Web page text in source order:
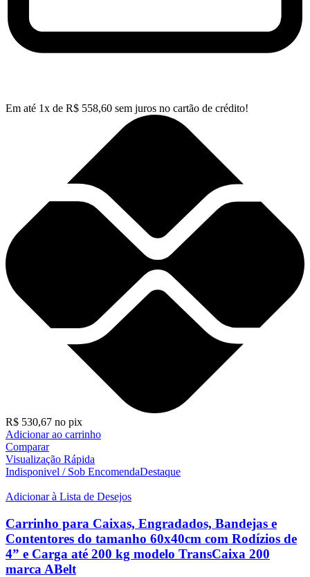
Em até 1x de R$ 558,60 sem juros no cartão de crédito!
R$ 530,67 no pix
Adicionar ao carrinho
Comparar
Visualização Rápida
Indisponivel / Sob EncomendaDestaque
Adicionar à Lista de Desejos
Carrinho para Caixas, Engradados, Bandejas e
Contentores do tamanho 60x40cm com Rodízios de
4” e Carga até 200 kg modelo TransCaixa 200
marca ABelt